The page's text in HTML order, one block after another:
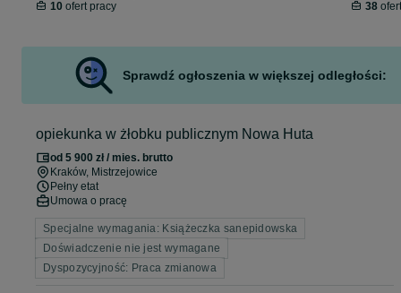
10 ofert pracy
38
Sprawdź ogłoszenia w większej odległości:
opiekunka w żłobku publicznym Nowa Huta
od 5 900 zł / mies. brutto
Kraków, Mistrzejowice
Pełny etat
Umowa o pracę
Specjalne wymagania: Książeczka sanepidowska
Doświadczenie nie jest wymagane
Dyspozycyjność: Praca zmianowa